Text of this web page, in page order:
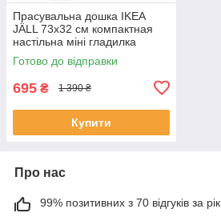
Прасувальна дошка IKEA
JÄLL 73x32 см компактная
настільна міні гладилка
202.428.90
Готово до відправки
695 ₴ 1 390 ₴
Купити
Про нас
99% позитивних з 70 відгуків за рік